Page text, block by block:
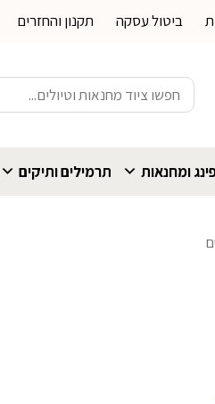
ביטול עסקה תקנון והחזרים
חיפוש
עבור:
ומחנאות תרמילים ותיקים